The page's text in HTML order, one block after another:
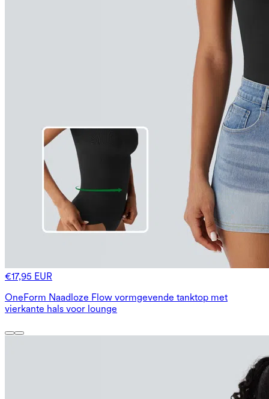
€17,95 EUR
OneForm Naadloze Flow vormgevende tanktop met
vierkante hals voor lounge